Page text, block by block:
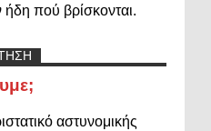
πού βρίσκονται.
αστυνομικής